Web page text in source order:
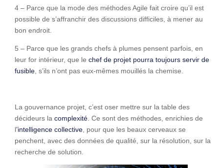
4 – Parce que la mode des méthodes Agile fait croire qu’il est
possible de s’affranchir des discussions difficiles, à mener au
bon endroit.
5 – Parce que les grands chefs à plumes pensent parfois, en
leur for intérieur, que le chef de projet pourra toujours servir de
fusible , s’ils n’ont pas eux-mêmes mouillés la chemise.
La gouvernance projet, c’est oser mettre sur la table des
décideurs la complexité . Ce sont des méthodes, enrichies de
l’intelligence collective , pour que les beaux cerveaux se
penchent, avec des données de qualité, sur la résolution, sur la
recherche de solution.